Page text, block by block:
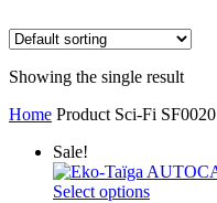
Showing the single result
Home Product Sci-Fi SF0020
Sale!
Select options